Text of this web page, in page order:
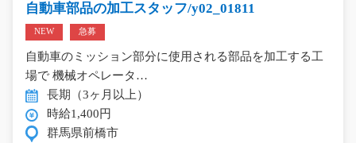
自動車部品の加工スタッフ/y02_01811
NEW 急募
自動車のミッション部分に使用される部品を加工する工
場で 機械オペレータ…
長期（3ヶ月以上）
時給1,400円
群馬県前橋市